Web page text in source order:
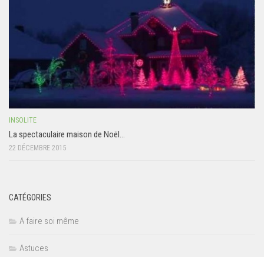
INSOLITE
La spectaculaire maison de Noël…
22 DÉCEMBRE 2015
CATÉGORIES
A faire soi même
Astuces